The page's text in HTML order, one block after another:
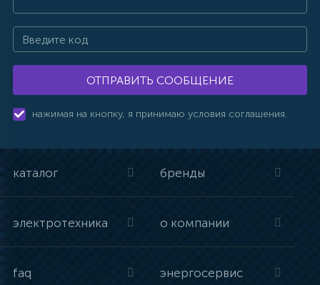
ОТПРАВИТЬ СООБЩЕНИЕ
нажимая на кнопку, я принимаю условия соглашения.
каталог бренды
электротехника о компании
faq энергосервис